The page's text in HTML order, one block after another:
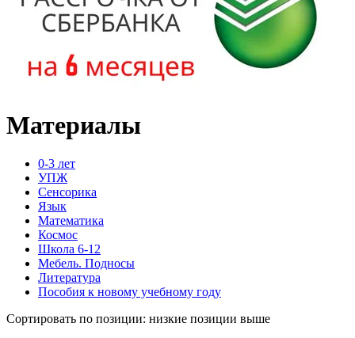
Материалы
0-3 лет
УПЖ
Сенсорика
Язык
Математика
Космос
Школа 6-12
Мебель. Подносы
Литература
Пособия к новому учебному году
Сортировать по позиции: низкие позиции выше